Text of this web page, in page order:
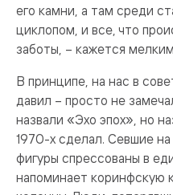
его камни, а там среди
циклопом, и все, что
заботы, – кажется
В принципе, на нас в
давил – просто не
назвали «Эхо эпох», но
1970-х сделал. Севшие
фигуры спрессованы в
напоминает коринфскую